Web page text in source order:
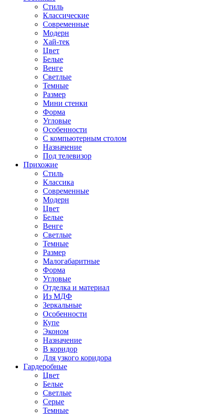
Стиль
Классические
Современные
Модерн
Хай-тек
Цвет
Белые
Венге
Светлые
Темные
Размер
Мини стенки
Форма
Угловые
Особенности
С компьютерным столом
Назначение
Под телевизор
Прихожие
Стиль
Классика
Современные
Модерн
Цвет
Белые
Венге
Светлые
Темные
Размер
Малогабаритные
Форма
Угловые
Отделка и материал
Из МДФ
Зеркальные
Особенности
Купе
Эконом
Назначение
В коридор
Для узкого коридора
Гардеробные
Цвет
Белые
Светлые
Серые
Темные